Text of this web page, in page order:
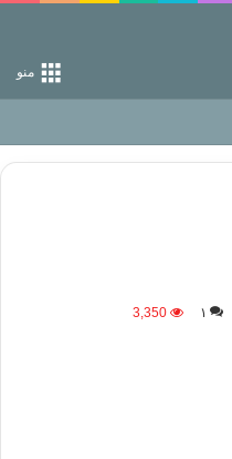
منو
از راه خداست‌!
۱ 3,350